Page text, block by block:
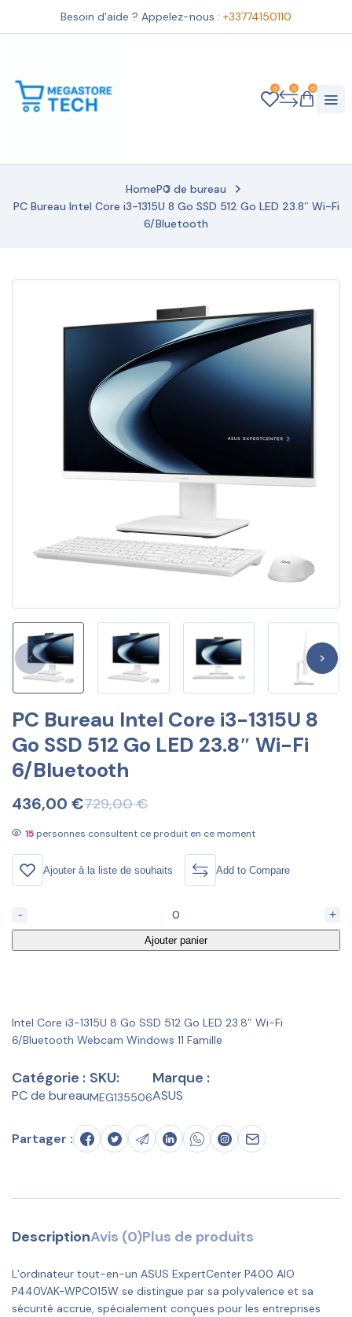
Besoin d’aide ? Appelez-nous : +33774150110
0 0 0
HomePC de bureau
PC Bureau Intel Core i3-1315U 8 Go SSD 512 Go LED 23.8″ Wi-Fi
6/Bluetooth
PC Bureau Intel Core i3-1315U 8
Go SSD 512 Go LED 23.8″ Wi-Fi
6/Bluetooth
729,00€
436,00 €
15 personnes consultent ce produit en ce moment
Ajouter à la liste de souhaits Add to Compare
- +
Ajouter panier
Intel Core i3-1315U 8 Go SSD 512 Go LED 23.8″ Wi-Fi
6/Bluetooth Webcam Windows 11 Famille
Catégorie :
PC de bureau
SKU:
MEG135506
Marque :
ASUS
Partager :
DescriptionAvis (0)Plus de produits
L’ordinateur tout-en-un ASUS ExpertCenter P400 AIO
P440VAK-WPC015W se distingue par sa polyvalence et sa
sécurité accrue, spécialement conçues pour les entreprises